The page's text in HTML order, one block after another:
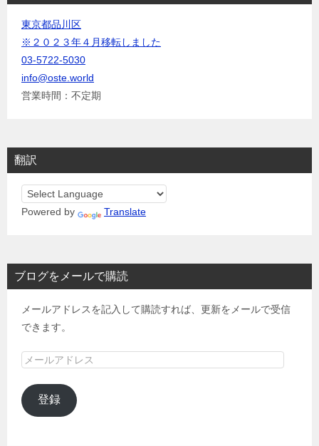
東京都品川区
※２０２３年４月移転しました
03-5722-5030
info@oste.world
営業時間：不定期
翻訳
Powered by Translate
ブログをメールで購読
メールアドレスを記入して購読すれば、更新をメールで受信
できます。
メ
ル
ア
登録